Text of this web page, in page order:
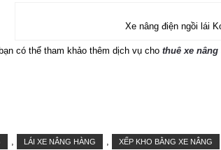
Xe nâng điện ngồi lái
có thể tham khảo thêm dịch vụ cho thuê xe nâng
, LÁI XE NÂNG HÀNG , XẾP KHO BẰNG XE NÂNG